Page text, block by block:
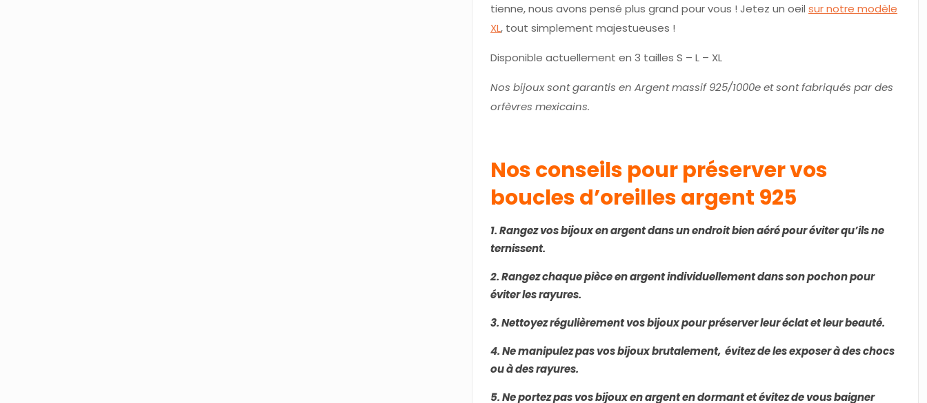
tienne, nous avons pensé plus grand pour vous ! Jetez un oeilsur notre modèle
XL, tout simplement majestueuses !
Disponible actuellement en 3 tailles S – L – XL
Nos bijoux sont garantis en Argent massif 925/1000e et sont fabriqués par des
orfèvres mexicains.
Nos conseils pour préserver vos
boucles d’oreilles argent 925
1. Rangez vos bijoux en argent dans un endroit bien aéré pour éviter qu’ils ne
ternissent.
2. Rangez chaque pièce en argent individuellement dans son pochon pour
éviter les rayures.
3. Nettoyez régulièrement vos bijoux pour préserver leur éclat et leur beauté.
4. Ne manipulez pas vos bijoux brutalement, évitez de les exposer à des chocs
ou à des rayures.
5. Ne portez pas vos bijoux en argent en dormant et évitez de vous baigner